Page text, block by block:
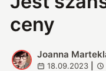
ceny
J
Joanna
18.09.2023